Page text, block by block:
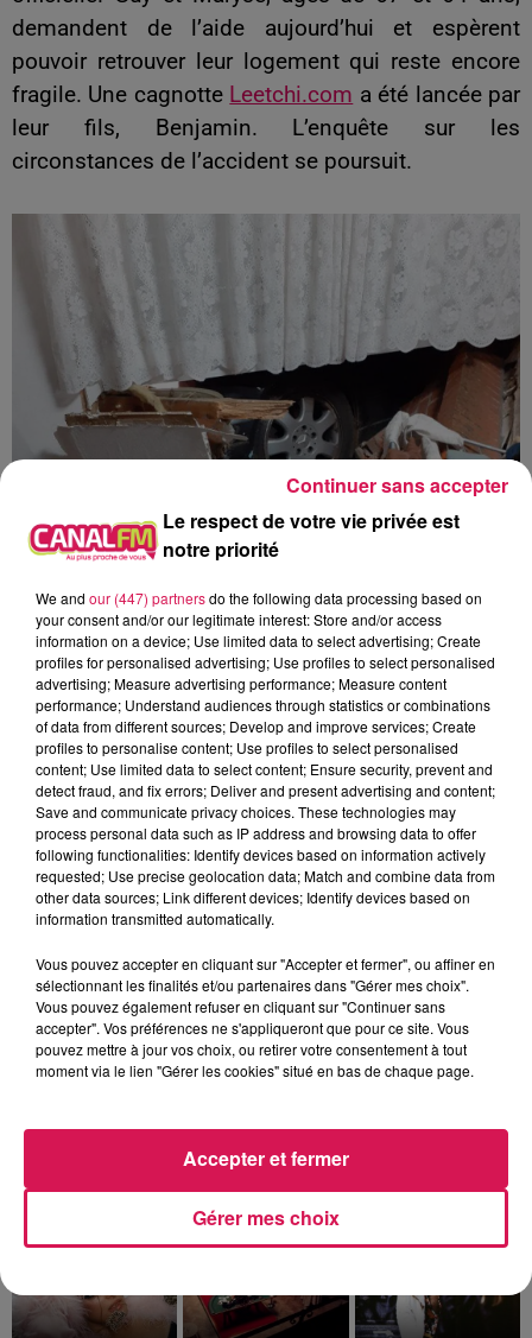
demandent de l’aide aujourd’hui et espèrent
pouvoir retrouver leur logement qui reste encore
fragile. Une cagnotte Leetchi.com a été lancée par
leur fils, Benjamin. L’enquête sur les
circonstances de l’accident se poursuit.
À L'ANTENNE
la ligne des auditeurs
Le respect de votre vie privée est
notre priorité
We and our (447) partnersdo the following data processing based on
your consent and/or our legitimate interest: Store and/or access
information on a device; Use limited data to select advertising; Create
profiles for personalised advertising; Use profiles to select personalised
advertising; Measure advertising performance; Measure content
performance; Understand audiences through statistics or combinations
of data from different sources; Develop and improve services; Create
profiles to personalise content; Use profiles to select personalised
content; Use limited data to select content; Ensure security, prevent and
detect fraud, and fix errors; Deliver and present advertising and content;
Save and communicate privacy choices. These technologies may
process personal data such as IP address and browsing data to offer
following functionalities: Identify devices based on information actively
requested; Use precise geolocation data; Match and combine data from
other data sources; Link different devices; Identify devices based on
information transmitted automatically.
Vous pouvez accepter en cliquant sur "Accepter et fermer", ou affiner en
sélectionnant les finalités et/ou partenaires dans "Gérer mes choix".
Vous pouvez également refuser en cliquant sur "Continuer sans
accepter". Vos préférences ne s'appliqueront que pour ce site. Vous
pouvez mettre à jour vos choix, ou retirer votre consentement à tout
moment via le lien "Gérer les cookies" situé en bas de chaque page.
Gérer mes choix
Accepter et fermer
Continuer sans accepter